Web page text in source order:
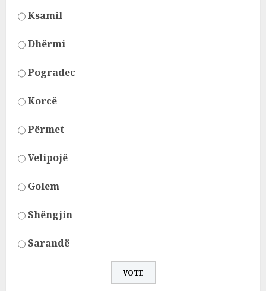
Ksamil
Dhërmi
Pogradec
Korcë
Përmet
Velipojë
Golem
Shëngjin
Sarandë